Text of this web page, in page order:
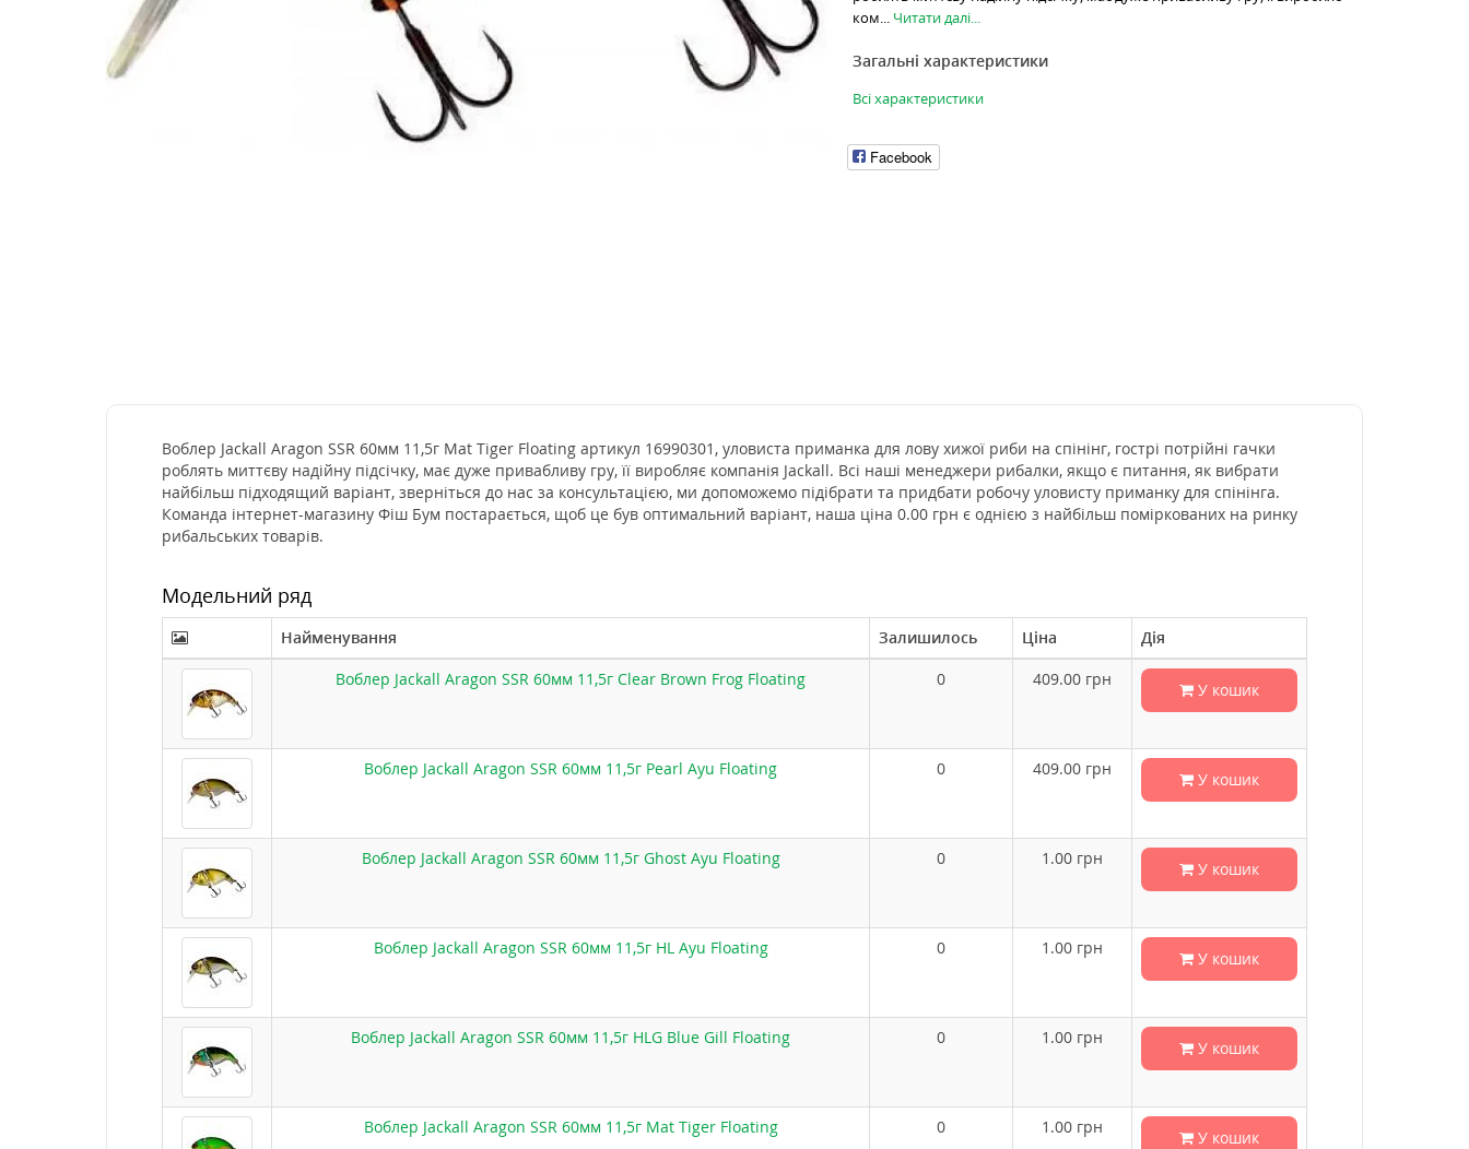
ком... Читати далі...
Загальні характеристики
Всі характеристики
Facebook
Воблер Jackall Aragon SSR 60мм 11,5г Mat Tiger Floating артикул 16990301, уловиста приманка для лову хижої риби на спінінг, гострі потрійні гачки
роблять миттєву надійну підсічку, має дуже привабливу гру, її виробляє компанія Jackall. Всі наші менеджери рибалки, якщо є питання, як вибрати
найбільш підходящий варіант, зверніться до нас за консультацією, ми допоможемо підібрати та придбати робочу уловисту приманку для спінінга.
Команда інтернет-магазину Фіш Бум постарається, щоб це був оптимальний варіант, наша ціна 0.00 грн є однією з найбільш поміркованих на ринку
рибальських товарів.
Модельний ряд
Найменування Залишилось Ціна
Дія
Воблер Jackall Aragon SSR 60мм 11,5г Clear Brown Frog Floating
0 409.00 грн
У кошик
Воблер Jackall Aragon SSR 60мм 11,5г Pearl Ayu Floating 0 409.00 грн
У кошик
Воблер Jackall Aragon SSR 60мм 11,5г Ghost Ayu Floating 0 1.00 грн
У кошик
Воблер Jackall Aragon SSR 60мм 11,5г HL Ayu Floating 0 1.00 грн
У кошик
Воблер Jackall Aragon SSR 60мм 11,5г HLG Blue Gill Floating 0 1.00 грн
У кошик
Воблер Jackall Aragon SSR 60мм 11,5г Mat Tiger Floating 0 1.00 грн
У кошик